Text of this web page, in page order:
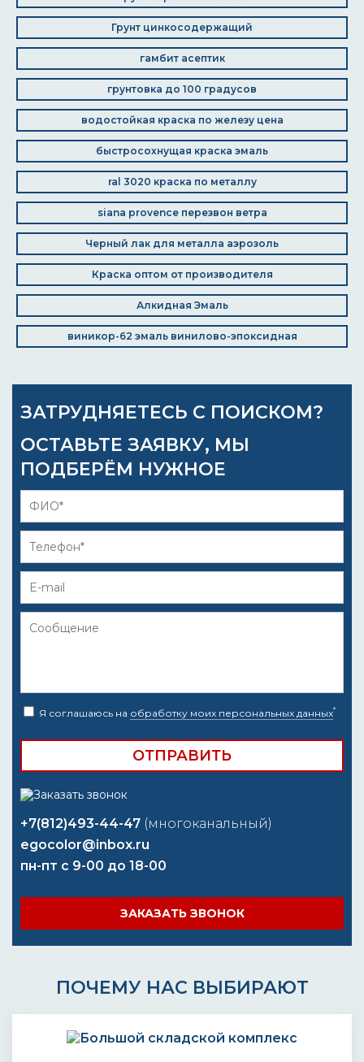
Грунт цинкосодержащий
гамбит асептик
грунтовка до 100 градусов
водостойкая краска по железу цена
быстросохнущая краска эмаль
ral 3020 краска по металлу
siana provence перезвон ветра
Черный лак для металла аэрозоль
Краска оптом от производителя
Алкидная Эмаль
виникор-62 эмаль винилово-эпоксидная
ЗАТРУДНЯЕТЕСЬ С ПОИСКОМ?
ОСТАВЬТЕ ЗАЯВКУ, МЫ
ПОДБЕРЁМ НУЖНОЕ
Я соглашаюсь на обработку моих персональных данных*
+7(812)493-44-47 (многоканальный)
egocolor@inbox.ru
пн-пт с 9-00 до 18-00
ЗАКАЗАТЬ ЗВОНОК
ПОЧЕМУ НАС ВЫБИРАЮТ